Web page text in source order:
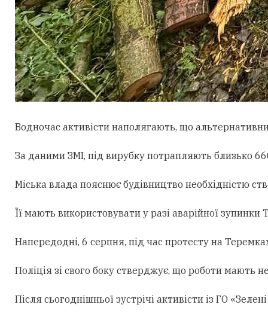
Водночас активісти наполягають, що
За даними ЗМІ, під вирубку потрапляють близько
Міська влада пояснює будівництво необхідністю
Її мають використовувати у разі аварійної
Напередодні, 6 серпня, під час протесту на
Поліція зі свого боку стверджує, що роботи мають
Після сьогоднішньої зустрічі активісти із ГО